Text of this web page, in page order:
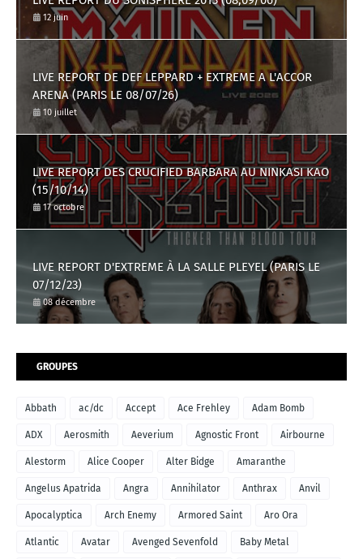
12 juin
LIVE REPORT DE DEF LEPPARD + EXTREME A L'ACCOR
ARENA (PARIS LE 08/07/26)
10 juillet
LIVE REPORT DES CRUCIFIED BARBARA AU NINKASI KAO
(15/10/14)
17 octobre
LIVE REPORT D'EXTREME À LA SALLE PLEYEL (PARIS LE
07/12/23)
08 décembre
GROUPES
Abbath ac/dc Accept Ace Frehley Adam Bomb
ADX Aerosmith Aeverium Agnostic Front Airbourne
Alestorm Alice Cooper Alter Bidge Amaranthe
Angelus Apatrida Angra Annihilator Anthrax Anvil
Apocalyptica Arch Enemy Armored Saint Aro Ora
Atlantic Avatar Avenged Sevenfold Baby Metal